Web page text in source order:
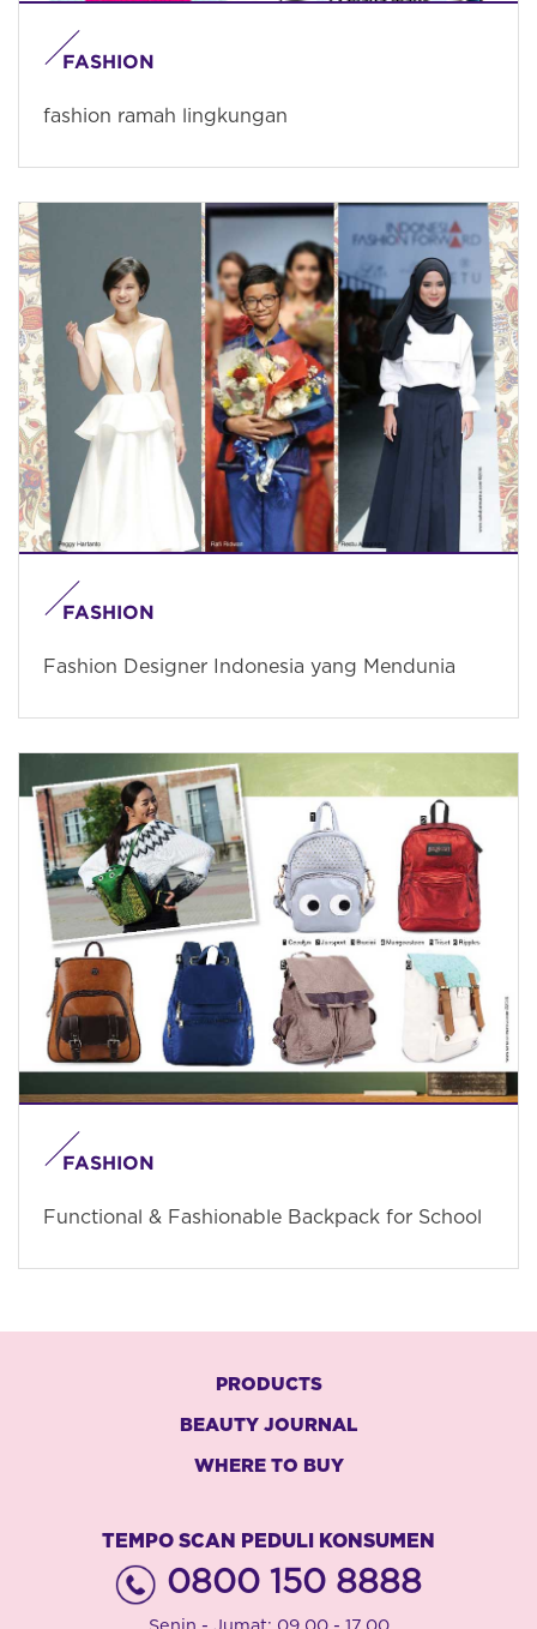
FASHION
fashion ramah lingkungan
FASHION
Fashion Designer Indonesia yang Mendunia
FASHION
Functional & Fashionable Backpack for School
PRODUCTS
BEAUTY JOURNAL
WHERE TO BUY
TEMPO SCAN PEDULI KONSUMEN
0800 150 8888